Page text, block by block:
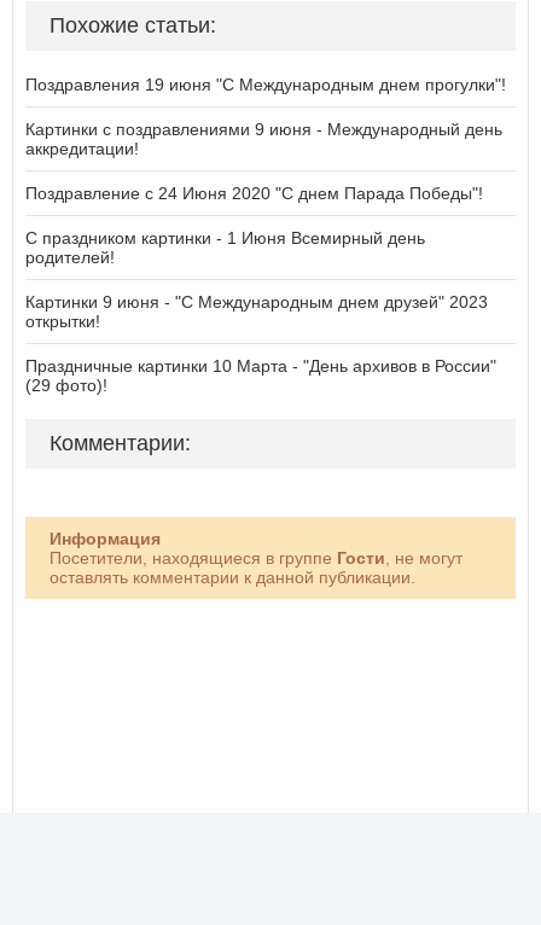
Похожие статьи:
Поздравления 19 июня "С Международным днем прогулки"!
Картинки с поздравлениями 9 июня - Международный день
аккредитации!
Поздравление с 24 Июня 2020 "С днем Парада Победы"!
С праздником картинки - 1 Июня Всемирный день
родителей!
Картинки 9 июня - "С Международным днем друзей" 2023
открытки!
Праздничные картинки 10 Марта - "День архивов в России"
(29 фото)!
Комментарии:
Информация
Посетители, находящиеся в группе Гости , не могут
оставлять комментарии к данной публикации.